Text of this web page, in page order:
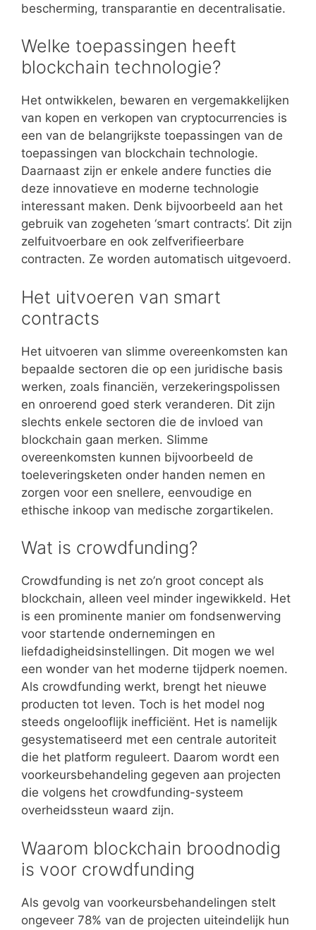
bescherming, transparantie en decentralisatie.
Welke toepassingen heeft
blockchain technologie?
Het ontwikkelen, bewaren en vergemakkelijken
van kopen en verkopen van cryptocurrencies is
een van de belangrijkste toepassingen van de
toepassingen van blockchain technologie.
Daarnaast zijn er enkele andere functies die
deze innovatieve en moderne technologie
interessant maken. Denk bijvoorbeeld aan het
gebruik van zogeheten ‘smart contracts’. Dit zijn
zelfuitvoerbare en ook zelfverifieerbare
contracten. Ze worden automatisch uitgevoerd.
Het uitvoeren van smart
contracts
Het uitvoeren van slimme overeenkomsten kan
bepaalde sectoren die op een juridische basis
werken, zoals financiën, verzekeringspolissen
en onroerend goed sterk veranderen. Dit zijn
slechts enkele sectoren die de invloed van
blockchain gaan merken. Slimme
overeenkomsten kunnen bijvoorbeeld de
toeleveringsketen onder handen nemen en
zorgen voor een snellere, eenvoudige en
ethische inkoop van medische zorgartikelen.
Wat is crowdfunding?
Crowdfunding is net zo’n groot concept als
blockchain, alleen veel minder ingewikkeld. Het
is een prominente manier om fondsenwerving
voor startende ondernemingen en
liefdadigheidsinstellingen. Dit mogen we wel
een wonder van het moderne tijdperk noemen.
Als crowdfunding werkt, brengt het nieuwe
producten tot leven. Toch is het model nog
steeds ongelooflijk inefficiënt. Het is namelijk
gesystematiseerd met een centrale autoriteit
die het platform reguleert. Daarom wordt een
voorkeursbehandeling gegeven aan projecten
die volgens het crowdfunding-systeem
overheidssteun waard zijn.
Waarom blockchain broodnodig
is voor crowdfunding
Als gevolg van voorkeursbehandelingen stelt
ongeveer 78% van de projecten uiteindelijk hun